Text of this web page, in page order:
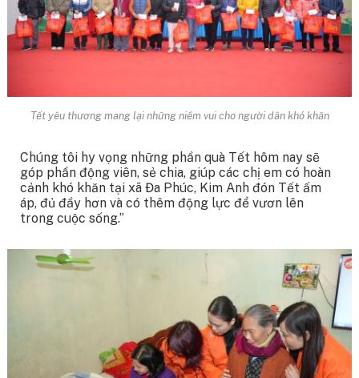
Tết yêu thương mang lại những niềm vui cho người dân khó khăn
Chúng tôi hy vọng những phần quà Tết hôm nay sẽ
góp phần động viên, sẻ chia, giúp các chị em có hoàn
cảnh khó khăn tại xã Đa Phúc, Kim Anh đón Tết ấm
áp, đủ đầy hơn và có thêm động lực để vươn lên
trong cuộc sống.”